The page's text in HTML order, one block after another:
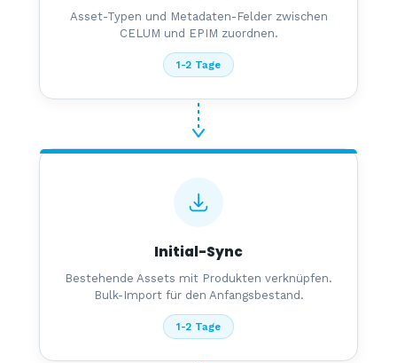
Asset-Typen und Metadaten-Felder zwischen
CELUM und EPIM zuordnen.
1-2 Tage
Initial-Sync
Bestehende Assets mit Produkten verknüpfen.
Bulk-Import für den Anfangsbestand.
1-2 Tage